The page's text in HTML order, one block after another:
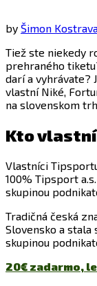
by Šimon
Tiež ste niekedy
prehraného
darí a vyhrávate?
vlastní Niké,
na slovenskom
Kto
Vlastníci
100% Tipsport
skupinou
Tradičná česká
Slovensko a stala
skupinou
20€ zadarmo,